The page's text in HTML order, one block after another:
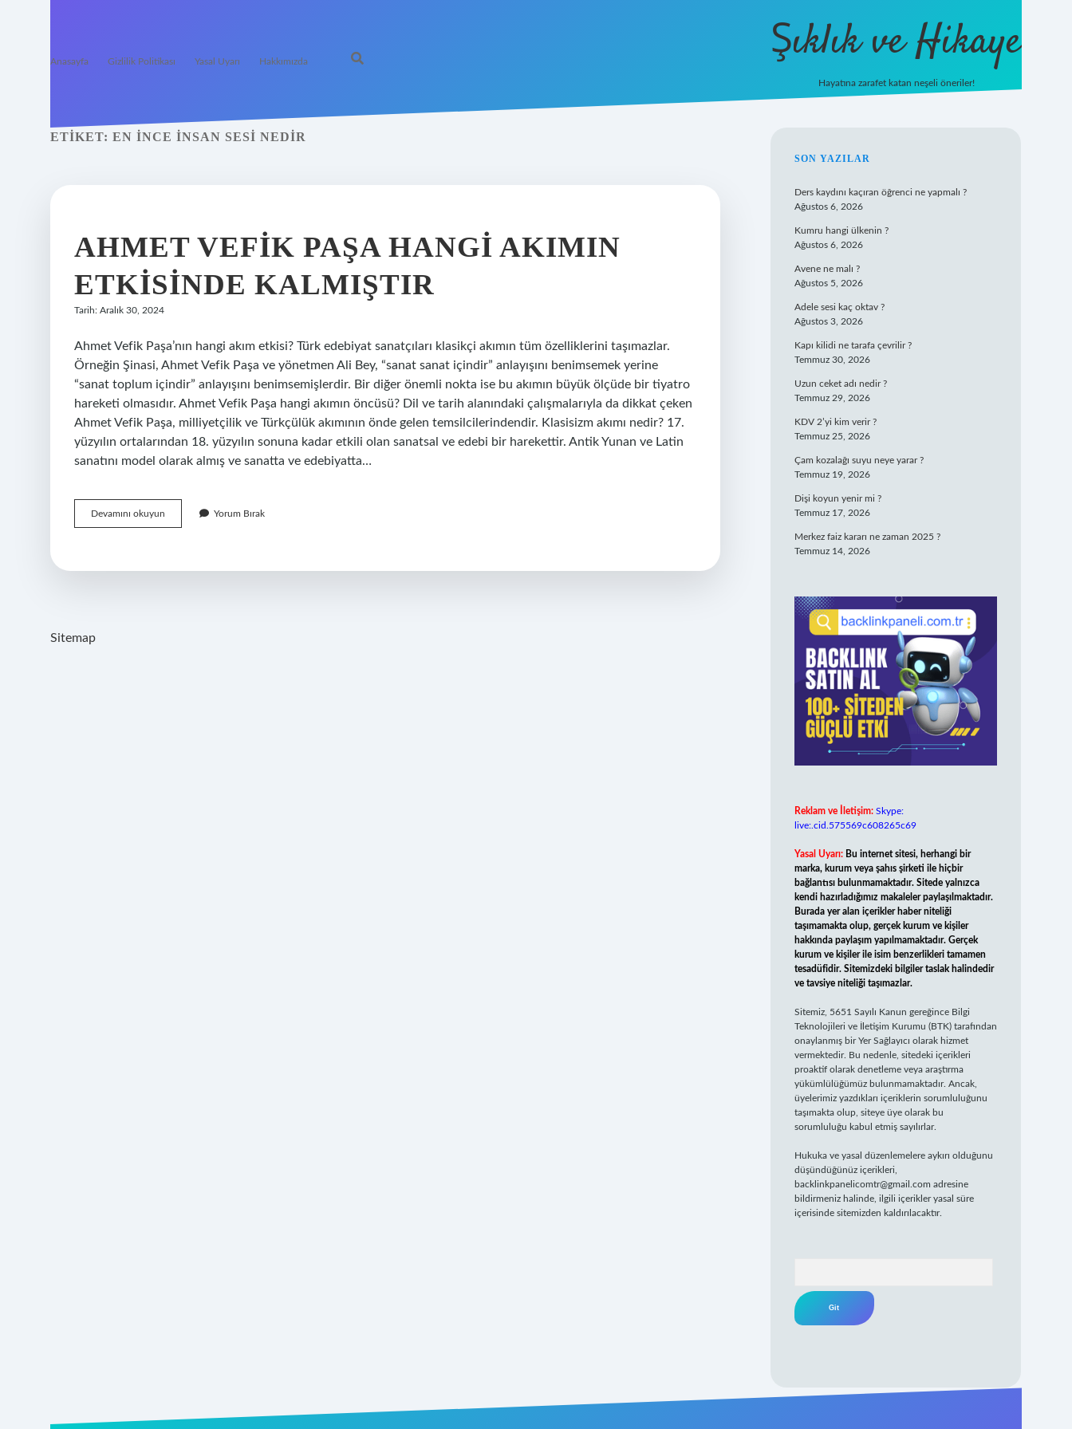
Anasayfa Gizlilik Politikası Yasal Uyarı Hakkımızda Şıklık ve Hikaye
Hayatına zarafet katan neşeli öneriler!
ETIKET: EN INCE INSAN SESI NEDIR
AHMET VEFIK PAŞA HANGI AKIMIN
ETKISINDE KALMIŞTIR
Tarih: Aralık 30, 2024
Ahmet Vefik Paşa’nın hangi akım etkisi? Türk edebiyat sanatçıları klasikçi akımın tüm özelliklerini taşımazlar.
Örneğin Şinasi, Ahmet Vefik Paşa ve yönetmen Ali Bey, “sanat sanat içindir” anlayışını benimsemek yerine
“sanat toplum içindir” anlayışını benimsemişlerdir. Bir diğer önemli nokta ise bu akımın büyük ölçüde bir tiyatro
hareketi olmasıdır. Ahmet Vefik Paşa hangi akımın öncüsü? Dil ve tarih alanındaki çalışmalarıyla da dikkat çeken
Ahmet Vefik Paşa, milliyetçilik ve Türkçülük akımının önde gelen temsilcilerindendir. Klasisizm akımı nedir? 17.
yüzyılın ortalarından 18. yüzyılın sonuna kadar etkili olan sanatsal ve edebi bir harekettir. Antik Yunan ve Latin
sanatını model olarak almış ve sanatta ve edebiyatta…
Devamını okuyun
Vefik
Akımın
Yorum Bırak
Sitemap
SIDEBAR
SON YAZILAR
Ders kaydını kaçıran öğrenci ne yapmalı ?
Ağustos 6, 2026
Kumru hangi ülkenin ?
Ağustos 6, 2026
Avene ne malı ?
Ağustos 5, 2026
Adele sesi kaç oktav ?
Ağustos 3, 2026
Kapı kilidi ne tarafa çevrilir ?
Temmuz 30, 2026
Uzun ceket adı nedir ?
Temmuz 29, 2026
KDV 2’yi kim verir ?
Temmuz 25, 2026
Çam kozalağı suyu neye yarar ?
Temmuz 19, 2026
Dişi koyun yenir mi ?
Temmuz 17, 2026
Merkez faiz kararı ne zaman 2025 ?
Temmuz 14, 2026
Reklam ve İletişim: Skype:
live:.cid.575569c608265c69
Yasal Uyarı: Bu internet sitesi, herhangi bir
marka, kurum veya şahıs şirketi ile hiçbir
bağlantısı bulunmamaktadır. Sitede yalnızca
kendi hazırladığımız makaleler paylaşılmaktadır.
Burada yer alan içerikler haber niteliği
taşımamakta olup, gerçek kurum ve kişiler
hakkında paylaşım yapılmamaktadır. Gerçek
kurum ve kişiler ile isim benzerlikleri tamamen
tesadüfidir. Sitemizdeki bilgiler taslak halindedir
ve tavsiye niteliği taşımazlar.
Sitemiz, 5651 Sayılı Kanun gereğince Bilgi
Teknolojileri ve İletişim Kurumu (BTK) tarafından
onaylanmış bir Yer Sağlayıcı olarak hizmet
vermektedir. Bu nedenle, sitedeki içerikleri
proaktif olarak denetleme veya araştırma
yükümlülüğümüz bulunmamaktadır. Ancak,
üyelerimiz yazdıkları içeriklerin sorumluluğunu
taşımakta olup, siteye üye olarak bu
sorumluluğu kabul etmiş sayılırlar.
Hukuka ve yasal düzenlemelere aykırı olduğunu
düşündüğünüz içerikleri,
backlinkpanelicomtr@gmail.com adresine
bildirmeniz halinde, ilgili içerikler yasal süre
içerisinde sitemizden kaldırılacaktır.